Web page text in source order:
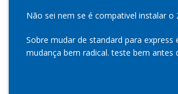
Não sei nem se é compativel instalar o
Sobre mudar de standard para express
mudança bem radical. teste bem antes